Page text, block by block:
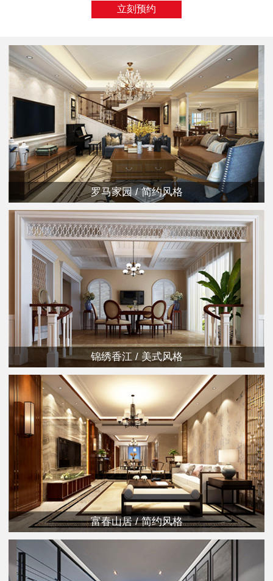
立刻预约
罗马家园 / 简约风格
锦绣香江 / 美式风格
富春山居 / 简约风格